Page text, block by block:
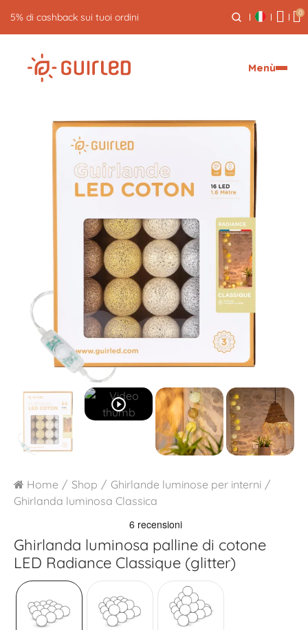
5% di cashback sui tuoi ordini 0
Menù
play_circle_outline
Home Shop
Ghirlande luminose per interni
Ghirlanda luminosa Classica
Ghirlanda luminosa palline di cotone
LED Radiance Classique (glitter)